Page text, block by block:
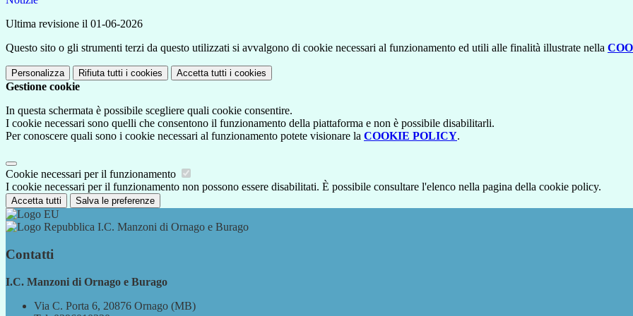
Ultima revisione il 01-06-2026
Questo sito o gli strumenti terzi da questo utilizzati si avvalgono di cookie necessari al funzionamento ed utili alle finalità illustrate nella
Personalizza Rifiuta tutti i cookies Accetta tutti i cookies
Gestione cookie
In questa schermata è possibile scegliere quali cookie consentire.
I cookie necessari sono quelli che consentono il funzionamento della piattaforma e non è possibile disabilitarli.
Per conoscere quali sono i cookie necessari al funzionamento potete visionare la COOKIE POLICY.
Cookie necessari per il funzionamento
I cookie necessari per il funzionamento non possono essere disabilitati. È possibile consultare l'elenco nella pagina della cookie policy.
Accetta tutti Salva le preferenze
I.C. Manzoni di Ornago e Burago
Contatti
I.C. Manzoni di Ornago e Burago
Via C. Porta 6, 20876 Ornago (MB)